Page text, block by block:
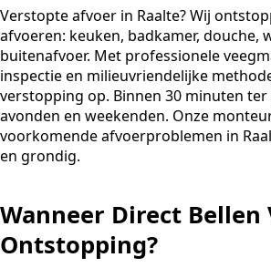
Verstopte afvoer in Raalte? Wij
afvoeren: keuken, badkamer, douche,
buitenafvoer. Met professionele
inspectie en milieuvriendelijke
verstopping op. Binnen 30 minuten ter
avonden en weekenden. Onze
voorkomende afvoerproblemen in
en grondig.
Wanneer Direct Bellen
Ontstopping?